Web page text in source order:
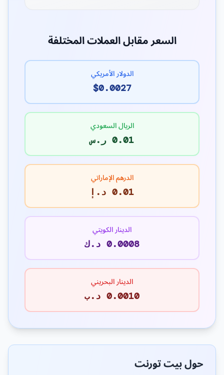
السعر مقابل العملات المختلفة
الدولار الأمريكي
$0.0027
الريال السعودي
0.01 ر.س
الدرهم الإماراتي
0.01 د.إ
الدينار الكويتي
0.0008 د.ك
الدينار البحريني
0.0010 د.ب
حول بيت تورنت